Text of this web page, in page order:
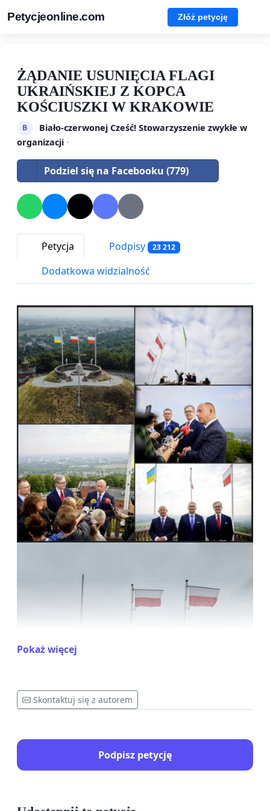
Petycjeonline.com Złóż petycję
ŻĄDANIE USUNIĘCIA FLAGI
UKRAIŃSKIEJ Z KOPCA
KOŚCIUSZKI W KRAKOWIE
B
Biało-czerwonej Cześć! Stowarzyszenie zwykłe w
organizacji ·
Podziel się na Facebooku (779)
Petycja Podpisy 23 212
Dodatkowa widzialność
Komitet Kopca Kościuszki w Krakowie
Pokaż więcej
Skontaktuj się z autorem
Podpisz petycję